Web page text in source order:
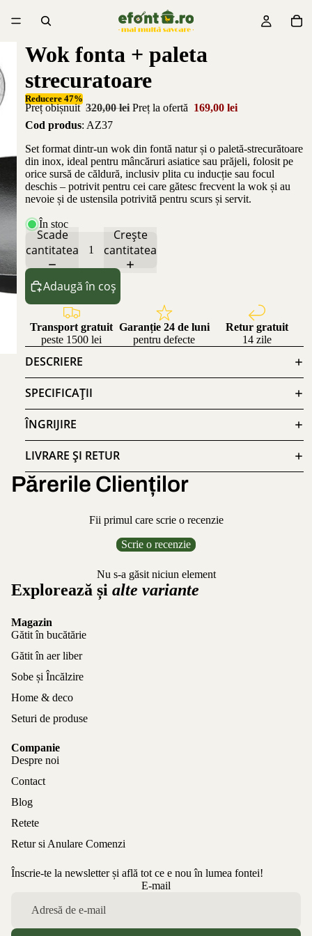
Wok fonta + paleta
strecuratoare
Reducere 47%
Preț obișnuit 320,00 lei Preț la ofertă 169,00 lei
Cod produs: AZ37
Set format dintr-un wok din fontă natur și o paletă-strecurătoare
din inox, ideal pentru mâncăruri asiatice sau prăjeli, folosit pe
orice sursă de căldură, inclusiv plita cu inducție sau focul
deschis – potrivit pentru cei care gătesc frecvent la wok și au
nevoie și de ustensila potrivită pentru scurs și servit.
În stoc
Scade
cantitatea
Crește
cantitatea
Adaugă în coș
Transport gratuit
peste 1500 lei
Garanție 24 de luni
pentru defecte
Retur gratuit
14 zile
DESCRIERE
SPECIFICAȚII
ÎNGRIJIRE
LIVRARE ȘI RETUR
Părerile Clienților
Fii primul care scrie o recenzie
Scrie o recenzie
Nu s-a găsit niciun element
Explorează și alte variante
Magazin
Gătit în bucătărie
Gătit în aer liber
Sobe și Încălzire
Home & deco
Seturi de produse
Companie
Despre noi
Contact
Blog
Retete
Retur si Anulare Comenzi
Înscrie-te la newsletter și află tot ce e nou în lumea fontei!
E-mail
Politica de confidențialitate